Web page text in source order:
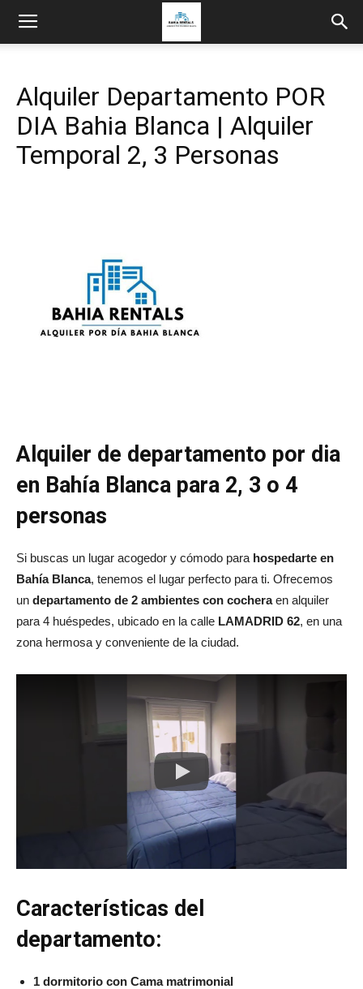
Alquiler Departamento POR
DIA Bahia Blanca | Alquiler
Temporal 2, 3 Personas
Alquiler de departamento por dia
en Bahía Blanca para 2, 3 o 4
personas
Si buscas un lugar acogedor y cómodo para hospedarte en
Bahía Blanca, tenemos el lugar perfecto para ti. Ofrecemos
un departamento de 2 ambientes con cocheraen alquiler
para 4 huéspedes, ubicado en la calle LAMADRID 62, en una
zona hermosa y conveniente de la ciudad.
Características del
departamento:
1 dormitorio con Cama matrimonial